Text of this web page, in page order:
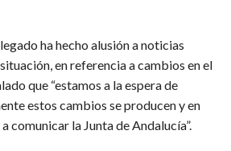
ha hecho alusión a noticias
en referencia a cambios en el
que “estamos a la espera de
estos cambios se producen y en
comunicar la Junta de Andalucía”.